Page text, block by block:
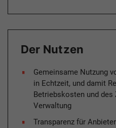
Der Nutzen
Gemeinsame Nutzung
in Echtzeit, und damit
Betriebskosten und
Verwaltung
Transparenz für